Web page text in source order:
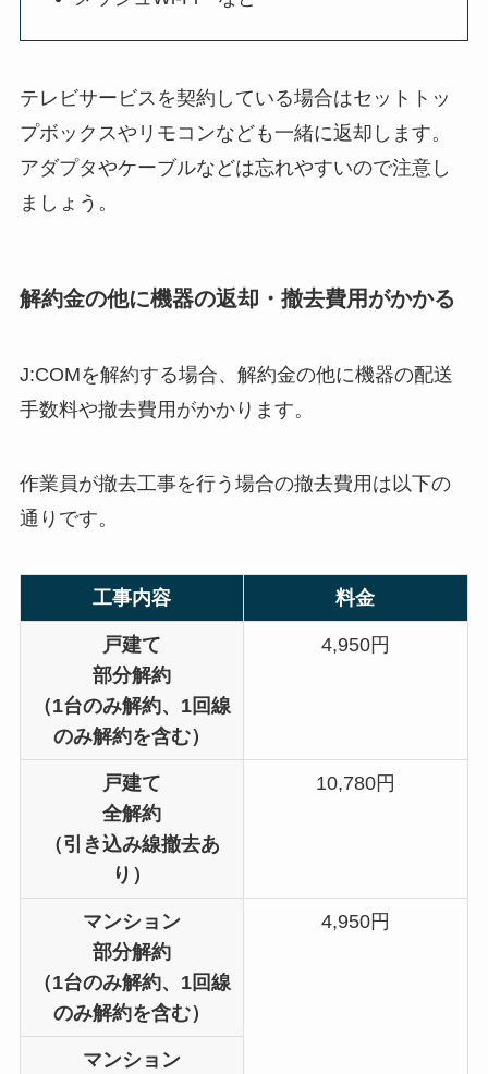
テレビサービスを契約している場合はセットトッ
プボックスやリモコンなども一緒に返却します。
アダプタやケーブルなどは忘れやすいので注意し
ましょう。
解約金の他に機器の返却・撤去費用がかかる
J:COMを解約する場合、解約金の他に機器の配送
手数料や撤去費用がかかります。
作業員が撤去工事を行う場合の撤去費用は以下の
通りです。
工事内容 料金
戸建て
部分解約
（1台のみ解約、1回線
のみ解約を含む）
4,950円
戸建て
全解約
（引き込み線撤去あ
り）
10,780円
マンション
部分解約
（1台のみ解約、1回線
のみ解約を含む）
4,950円
マンション